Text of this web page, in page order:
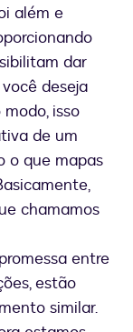
além e
dar
deseja
isso
de um
o que mapas
chamamos
entre
estão
similar.